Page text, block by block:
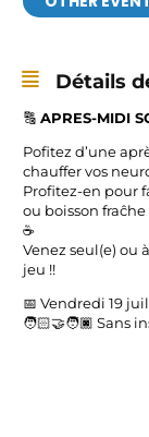
Détails
🔠 APRES-MIDI
Pofitez d’une
chauffer vos
Profitez-en pour
ou boisson
☕
Venez seul(e) ou
jeu !!
📅 Vendredi 19
🧑🏻‍🤝‍🧑🏿 Sans